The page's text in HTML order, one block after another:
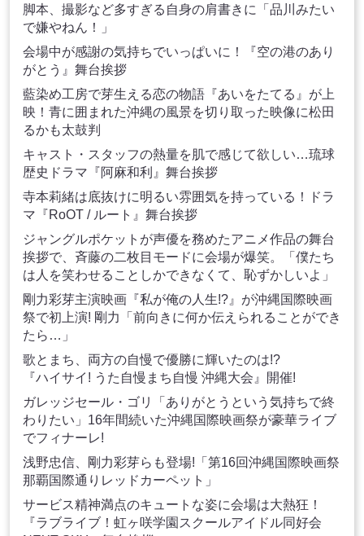
脚本、撮影など多すぎる自身の肩書きに「品川みたい
で嫌やねん！」
会場中が感謝の気持ちでいっぱいに！『空の港のあり
がとう』舞台挨拶
藍染め工房で芽生える恋の物語『あいをたてる』が上
映！青に囲まれた沖縄の風景を切り取った映像に松田
るかも太鼓判
キャスト・スタッフの熱量を肌で感じて欲しい…琉球
歴史ドラマ『阿麻和利』舞台挨拶
寺本莉緒は底抜けに明るい雰囲気を持っている！ドラ
マ『RoOT / ルート』舞台挨拶
ジャングルポケットが声優を務めたアニメ作品の舞台
挨拶で、斉藤の二枚目モードに会場が爆笑。「僕たち
は人を笑わせることしかできなくて、恥ずかしいよ」
剛力彩芽主演映画『私が俺の人生!?』が沖縄国際映画
祭で初上演! 剛力「前向きに何か伝えられることができ
たら…」
歌とまち、両方の自慢で優勝に輝いたのは!?
『ハイサイ! うた自慢まち自慢 沖縄大会』開催!
ガレッジセール・ゴリ「ありがとうという気持ちで終
わりたい」16年間続いた沖縄国際映画祭が豪華ライブ
でフィナーレ!
浅野忠信、剛力彩芽らも登場!「第16回沖縄国際映画祭
那覇国際通りレッドカーペット」
サービス精神満点のキュートな姿に会場は大熱狂！
『ラブライブ！虹ヶ咲学園スクールアイドル同好会